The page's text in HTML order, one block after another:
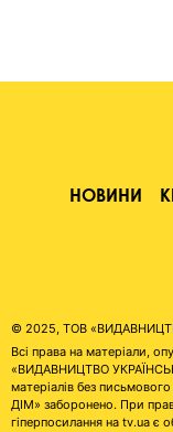
НОВИНИ
© 2025, ТОВ
Всі права на матеріали,
«ВИДАВНИЦТВО
матеріалів без
ДІМ» заборонено. При
гіперпосилання на tv.ua є